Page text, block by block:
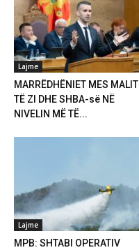
Lajme
MARRËDHËNIET MES MALIT
TË ZI DHE SHBA-së NË
NIVELIN MË TË...
Lajme
MPB: SHTABI OPERATIV